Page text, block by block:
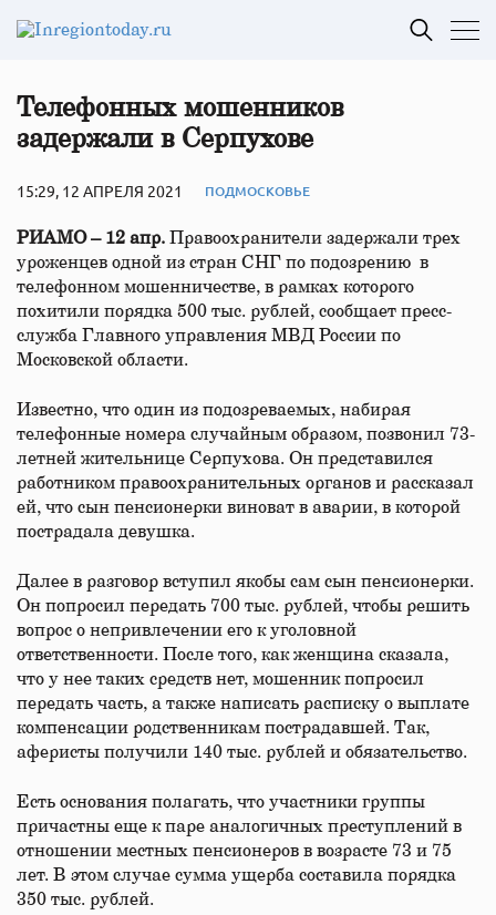
Телефонных мошенников
задержали в Серпухове
15:29, 12 АПРЕЛЯ 2021 ПОДМОСКОВЬЕ
РИАМО – 12 апр. Правоохранители задержали трех
уроженцев одной из стран СНГ по подозрению в
телефонном мошенничестве, в рамках которого
похитили порядка 500 тыс. рублей, сообщает пресс-
служба Главного управления МВД России по
Московской области.
Известно, что один из подозреваемых, набирая
телефонные номера случайным образом, позвонил 73-
летней жительнице Серпухова. Он представился
работником правоохранительных органов и рассказал
ей, что сын пенсионерки виноват в аварии, в которой
пострадала девушка.
Далее в разговор вступил якобы сам сын пенсионерки.
Он попросил передать 700 тыс. рублей, чтобы решить
вопрос о непривлечении его к уголовной
ответственности. После того, как женщина сказала,
что у нее таких средств нет, мошенник попросил
передать часть, а также написать расписку о выплате
компенсации родственникам пострадавшей. Так,
аферисты получили 140 тыс. рублей и обязательство.
Есть основания полагать, что участники группы
причастны еще к паре аналогичных преступлений в
отношении местных пенсионеров в возрасте 73 и 75
лет. В этом случае сумма ущерба составила порядка
350 тыс. рублей.